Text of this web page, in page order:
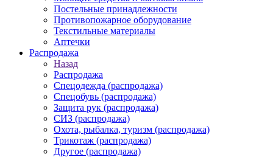
Постельные принадлежности
Противопожарное оборудование
Текстильные материалы
Аптечки
Распродажа
Назад
Распродажа
Спецодежда (распродажа)
Спецобувь (распродажа)
Защита рук (распродажа)
СИЗ (распродажа)
Охота, рыбалка, туризм (распродажа)
Трикотаж (распродажа)
Другое (распродажа)